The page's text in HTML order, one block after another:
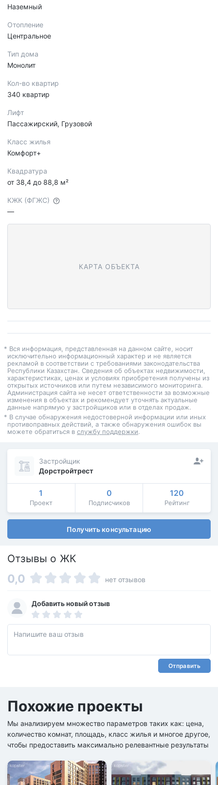
Наземный
Отопление
Центральное
Тип дома
Монолит
Кол-во квартир
340 квартир
Лифт
Пассажирский, Грузовой
Класс жилья
Комфорт+
Квадратура
от 38,4 до 88,8 м²
КЖК (ФГЖС)
—
КАРТА ОБЪЕКТА
* Вся информация, представленная на данном сайте, носит
исключительно информационный характер и не является
рекламой в соответствии с требованиями законодательства
Республики Казахстан. Сведения об объектах недвижимости,
характеристиках, ценах и условиях приобретения получены из
открытых источников или путем независимого мониторинга.
Администрация сайта не несет ответственности за возможные
изменения в объектах и рекомендует уточнять актуальные
данные напрямую у застройщиков или в отделах продаж.
* В случае обнаружения недостоверной информации или иных
противоправных действий, а также обнаружения ошибок вы
можете обратиться в службу поддержки.
Застройщик
Дорстройтрест
1
Проект
0
Подписчиков
120
Рейтинг
Получить консультацию
Отзывы о ЖК
0,0 нет отзывов
Добавить новый отзыв
Отправить
Похожие проекты
Мы анализируем множество параметров таких как: цена,
количество комнат, площадь, класс жилья и многое другое,
чтобы предоставить максимально релевантные результаты